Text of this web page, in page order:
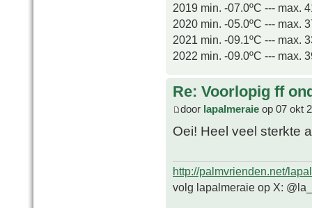
2019 min. -07.0ºC --- max.
2020 min. -05.0ºC --- max.
2021 min. -09.1ºC --- max.
2022 min. -09.0ºC --- max.
Re: Voorlopig ff
door lapalmeraie op 07 okt
Oei! Heel veel sterkte
http://palmvrienden.net/
volg lapalmeraie op X: